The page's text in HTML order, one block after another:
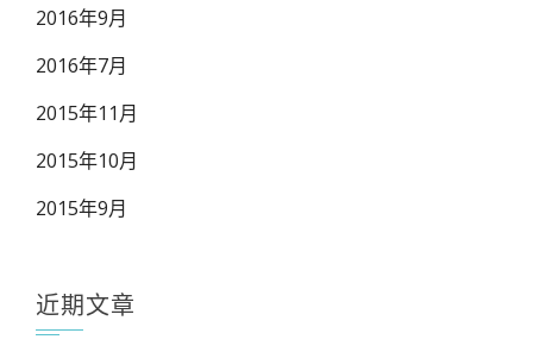
2016年9月
2016年7月
2015年11月
2015年10月
2015年9月
近期文章